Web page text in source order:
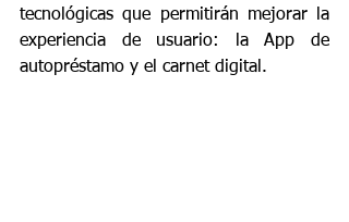
tecnológicas que permitirán mejorar la
experiencia de usuario: la App de
autopréstamo y el carnet digital.